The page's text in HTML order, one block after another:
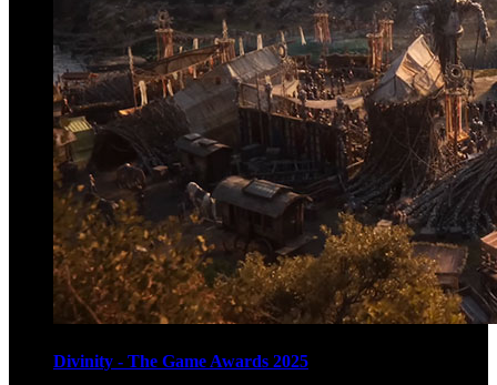
Divinity - The Game Awards 2025